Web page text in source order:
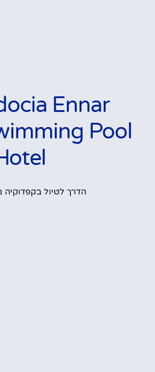
Ennar
Pool
הדרך לטיול בקפדוקיה